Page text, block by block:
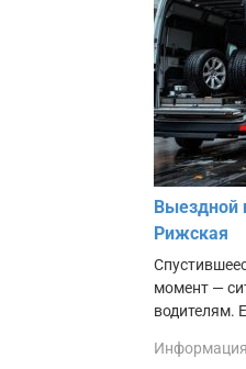
Выездной
Рижская
момент —
водителям.
Информация